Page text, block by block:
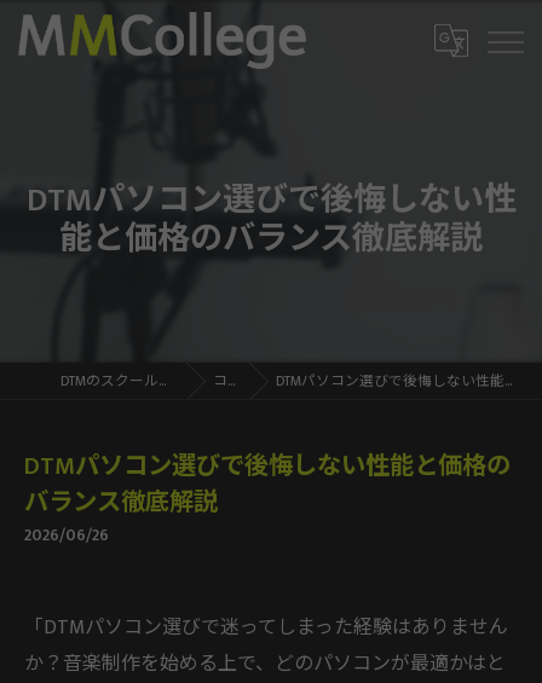
DTMパソコン選びで後悔しない性
能と価格のバランス徹底解説
DTMのスクールならMMCollege コラム DTMパソコン選びで後悔しない性能と価格のバランス徹底解説
DTMパソコン選びで後悔しない性能と価格の
バランス徹底解説
2026/06/26
「DTMパソコン選びで迷ってしまった経験はありません
か？音楽制作を始める上で、どのパソコンが最適かはと